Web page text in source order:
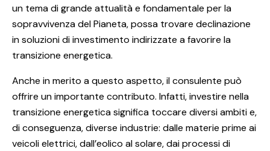
un tema di grande attualità e fondamentale per la
sopravvivenza del Pianeta, possa trovare declinazione
in soluzioni di investimento indirizzate a favorire la
transizione energetica.
Anche in merito a questo aspetto, il consulente può
offrire un importante contributo. Infatti, investire nella
transizione energetica significa toccare diversi ambiti e,
di conseguenza, diverse industrie: dalle materie prime ai
veicoli elettrici, dall’eolico al solare, dai processi di